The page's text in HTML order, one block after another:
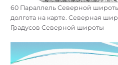
60 Параллель Северной
долгота на карте. Северная
Градусов Северной широты